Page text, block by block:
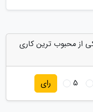
از محبوب ترین کاری
5 رای